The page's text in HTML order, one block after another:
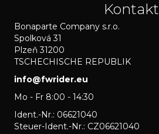
Kontakt
Bonaparte Company s.r.o.
Spolková 31
Plzeň 31200
TSCHECHISCHE REPUBLIK
info@fwrider.eu
Mo - Fr 8:00 - 14:30
Ident.-Nr.: 06621040
Steuer-Ident.-Nr.: CZ06621040